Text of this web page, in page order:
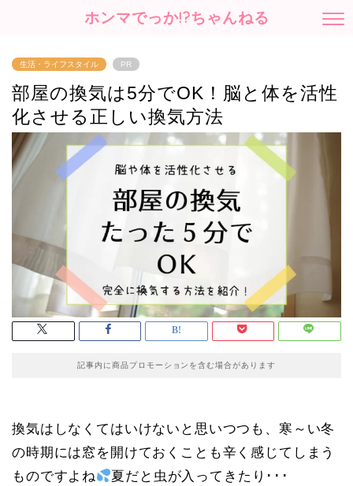
ホンマでっか!?ちゃんねる
生活・ライフスタイル PR
部屋の換気は5分でOK！脳と体を活性
化させる正しい換気方法
記事内に商品プロモーションを含む場合があります
換気はしなくてはいけないと思いつつも、寒～い冬
の時期には窓を開けておくことも辛く感じてしまう
ものですよね
夏だと虫が入ってきたり･･･